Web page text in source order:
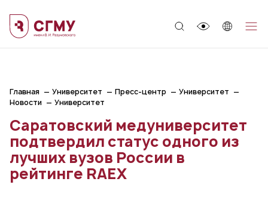
Главная Университет Пресс-центр
Университет
Новости
Университет
Саратовский медуниверситет
подтвердил статус одного из
лучших вузов России в
рейтинге RAEX